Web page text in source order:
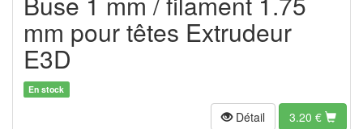
mm pour têtes Extrudeur
E3D
En stock
Détail 3.20 €